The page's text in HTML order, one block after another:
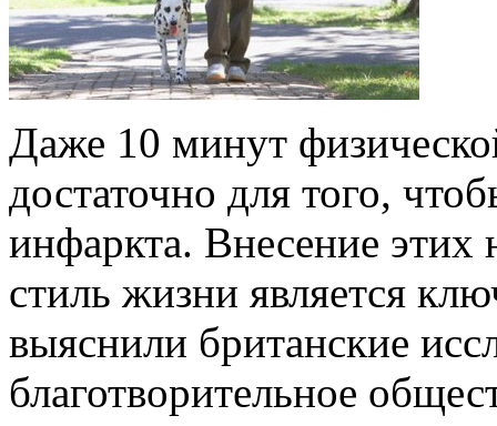
Даже 10 минут
достаточно для того,
инфаркта. Внесение
стиль жизни является
выяснили британские
благотворительное